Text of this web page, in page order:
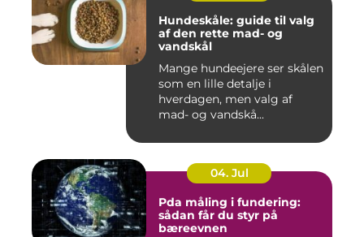
Hundeskåle: guide til valg
af den rette mad- og
vandskål
Mange hundeejere ser skålen
som en lille detalje i
hverdagen, men valg af
mad- og vandskå...
04. Jul
Pda måling i fundering:
sådan får du styr på
bæreevnen